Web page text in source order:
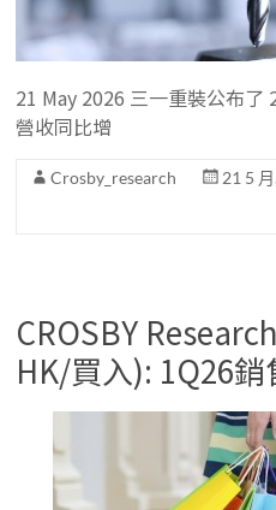
21 May 2026 三一重裝公布了
營收同比增
Crosby_research 21 5
CROSBY
HK/買入): 1Q26